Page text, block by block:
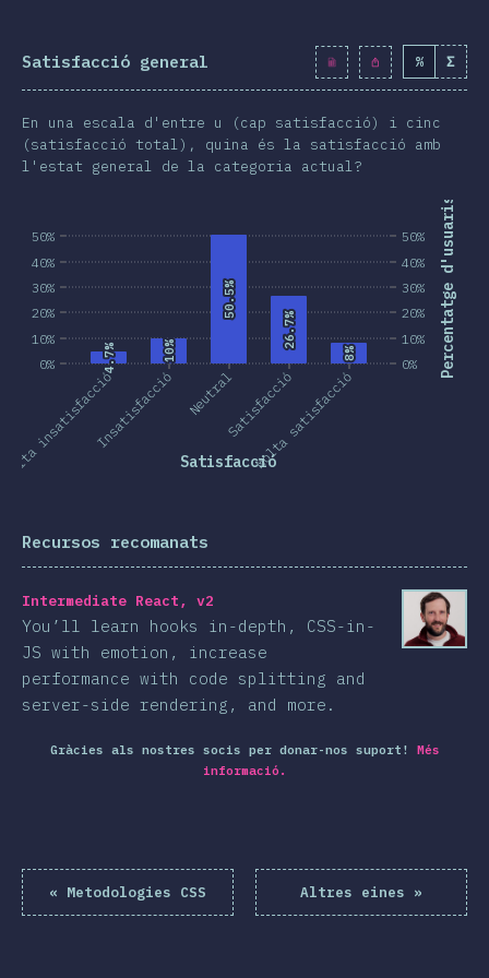
Satisfacció general % Σ
En una escala d'entre u (cap satisfacció) i cinc
(satisfacció total), quina és la satisfacció amb
l'estat general de la categoria actual?
0%
10%
20%
30%
40%
50% Percentatge d'usuaris
Molta insatisfaccióInsatisfacció NeutralSatisfacció
Molta satisfacció
Satisfacció
0%
10%
20%
30%
40%
50%
4.7%
4.7% 10%
10%
50.5%
50.5%
26.7%
26.7%
8%
8%
Recursos recomanats
Intermediate React, v2
You’ll learn hooks in-depth, CSS-in-
JS with emotion, increase
performance with code splitting and
server-side rendering, and more.
Gràcies als nostres socis per donar-nos suport!
Més
informació.
« Metodologies CSS Altres eines »